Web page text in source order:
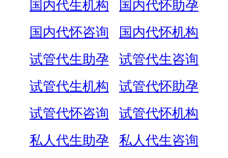
国内代生机构
国内代怀助孕
国内代怀咨询
国内代怀机构
试管代生助孕
试管代生咨询
试管代生机构
试管代怀助孕
试管代怀咨询
试管代怀机构
私人代生助孕
私人代生咨询